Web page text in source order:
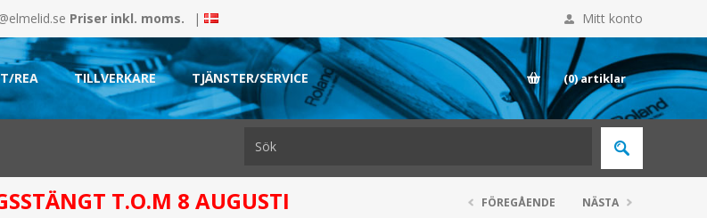
Priser inkl. moms. | Mitt konto
REA TILLVERKARE TJÄNSTER/SERVICE (0)artiklar
T.O.M 8 AUGUSTI FÖREGÅENDE NÄSTA